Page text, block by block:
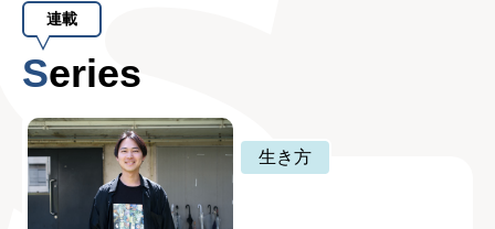
連載
Series
生き方